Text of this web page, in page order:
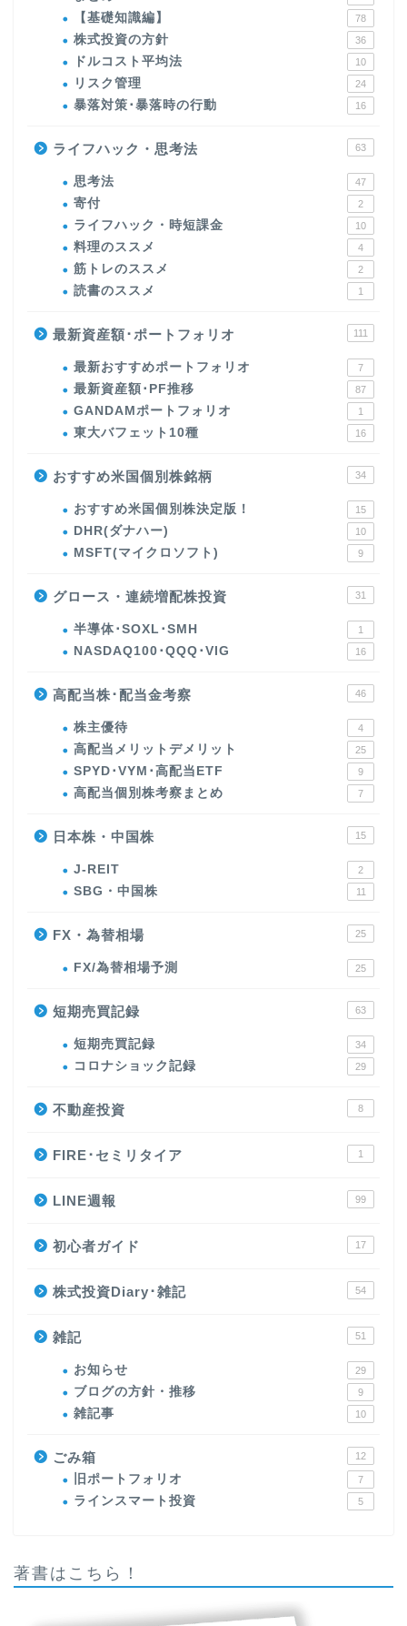
【基礎知識編】 78
株式投資の方針 36
ドルコスト平均法 10
リスク管理 24
暴落対策･暴落時の行動 16
ライフハック・思考法 63
思考法 47
寄付 2
ライフハック・時短課金 10
料理のススメ 4
筋トレのススメ 2
読書のススメ 1
最新資産額･ポートフォリオ 111
最新おすすめポートフォリオ 7
最新資産額･PF推移 87
GANDAMポートフォリオ 1
東大バフェット10種 16
おすすめ米国個別株銘柄 34
おすすめ米国個別株決定版！ 15
DHR(ダナハー) 10
MSFT(マイクロソフト) 9
グロース・連続増配株投資 31
半導体･SOXL･SMH 1
NASDAQ100･QQQ･VIG 16
高配当株･配当金考察 46
株主優待 4
高配当メリットデメリット 25
SPYD･VYM･高配当ETF 9
高配当個別株考察まとめ 7
日本株・中国株 15
J-REIT 2
SBG・中国株 11
FX・為替相場 25
FX/為替相場予測 25
短期売買記録 63
短期売買記録 34
コロナショック記録 29
不動産投資 8
FIRE･セミリタイア 1
LINE週報 99
初心者ガイド 17
株式投資Diary･雑記 54
雑記 51
お知らせ 29
ブログの方針・推移 9
雑記事 10
ごみ箱 12
旧ポートフォリオ 7
ラインスマート投資 5
著書はこちら！